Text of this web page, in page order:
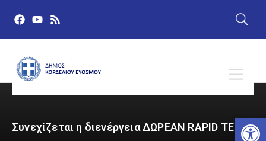
Συνεχίζεται η διενέργεια ΔΩΡΕΑΝ RAPID TEST